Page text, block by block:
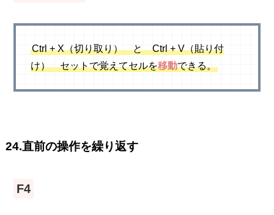
Ctrl + X（切り取り） と Ctrl + V（貼り付
け） セットで覚えてセルを移動できる。
24.直前の操作を繰り返す
F4